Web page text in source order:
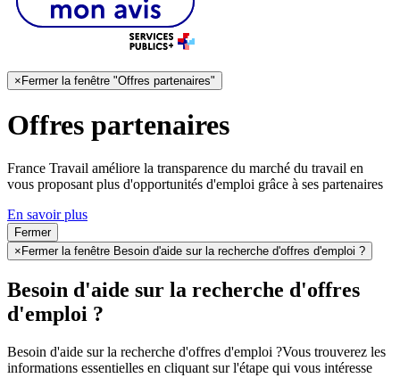
×Fermer la fenêtre "Offres partenaires"
Offres partenaires
France Travail améliore la transparence du marché du travail en
vous proposant plus d'opportunités d'emploi grâce à ses partenaires
En savoir plus
Fermer
× Fermer la fenêtre Besoin d'aide sur la recherche d'offres d'emploi ?
Besoin d'aide sur la recherche d'offres
d'emploi ?
Besoin d'aide sur la recherche d'offres d'emploi ?Vous trouverez les
informations essentielles en cliquant sur l'étape qui vous intéresse